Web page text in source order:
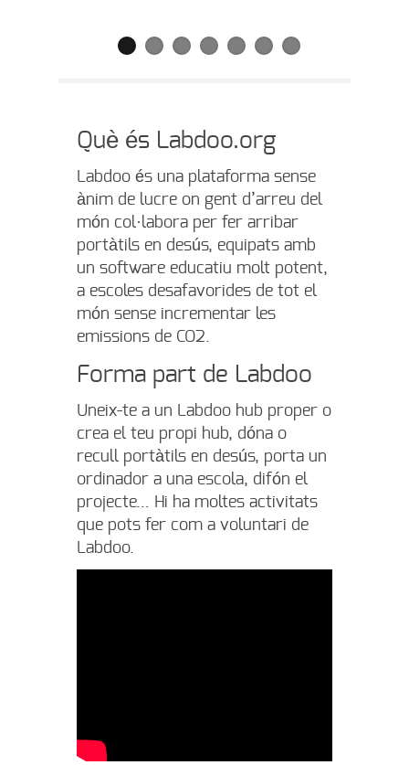
Què és Labdoo.org
Labdoo és una plataforma sense
ànim de lucre on gent d’arreu del
món col·labora per fer arribar
portàtils en desús, equipats amb
un software educatiu molt potent,
a escoles desafavorides de tot el
món sense incrementar les
emissions de CO2.
Forma part de Labdoo
Uneix-te a un Labdoo hub proper o
crea el teu propi hub, dóna o
recull portàtils en desús, porta un
ordinador a una escola, difón el
projecte… Hi ha moltes activitats
que pots fer com a voluntari de
Labdoo.